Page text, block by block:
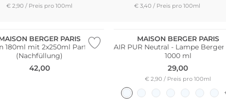
€ 2,90 / Preis pro 100ml € 3,40 / Preis pro 100ml
BERGER PARIS
180ml mit 2x250ml Parfum
(Nachfüllung)
42,00
MAISON BERGER PARIS
AIR PUR Neutral - Lampe Berger
1000 ml
29,00
€ 2,90 / Preis pro 100ml